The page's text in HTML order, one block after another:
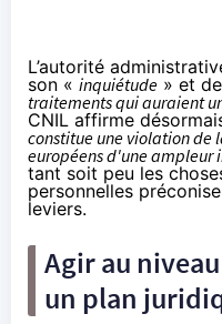
L’autorité
son « inquiétude » et
traitements qui auraient
CNIL affirme
constitue une violation de
européens d'une ampleur
tant soit peu les
personnelles
leviers.
Agir au
un plan